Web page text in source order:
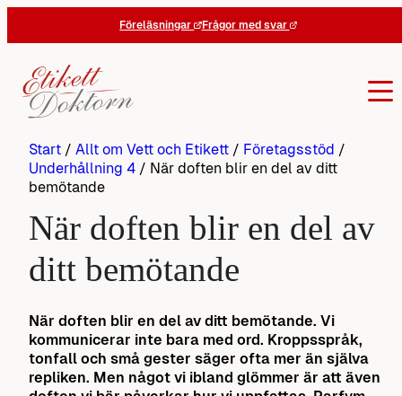
Föreläsningar Frågor med svar
Start / Allt om Vett och Etikett / Företagsstöd /
Underhållning 4 / När doften blir en del av ditt
bemötande
När doften blir en del av
ditt bemötande
När doften blir en del av ditt bemötande. Vi
kommunicerar inte bara med ord. Kroppsspråk,
tonfall och små gester säger ofta mer än själva
repliken. Men något vi ibland glömmer är att även